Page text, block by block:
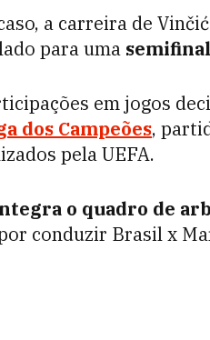
a carreira de
para uma
em jogos
dos Campeões,
pela UEFA.
o quadro de
conduzir Brasil x